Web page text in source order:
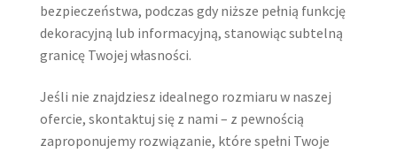
bezpieczeństwa, podczas gdy niższe pełnią funkcję
dekoracyjną lub informacyjną, stanowiąc subtelną
granicę Twojej własności.
Jeśli nie znajdziesz idealnego rozmiaru w naszej
ofercie, skontaktuj się z nami – z pewnością
zaproponujemy rozwiązanie, które spełni Twoje